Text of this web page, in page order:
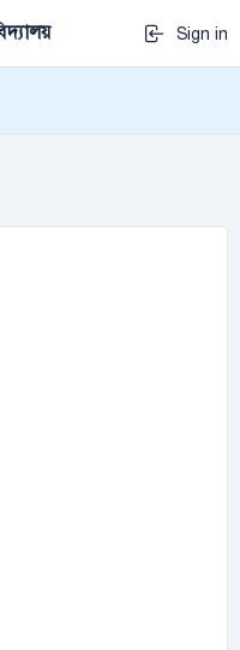
Sign in